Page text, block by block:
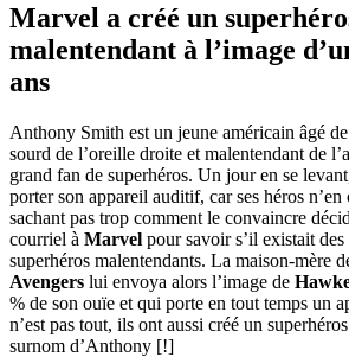
Marvel a créé un
malentendant à l’image
ans
Anthony Smith est un jeune américain âgé
sourd de l’oreille droite et malentendant de
grand fan de superhéros. Un jour en se
porter son appareil auditif, car ses héros n’en
sachant pas trop comment le convaincre
courriel à Marvel pour savoir s’il existait des
superhéros malentendants. La maison-mère
Avengers lui envoya alors l’image de
% de son ouïe et qui porte en tout temps un
n’est pas tout, ils ont aussi créé un
surnom d’Anthony [!]